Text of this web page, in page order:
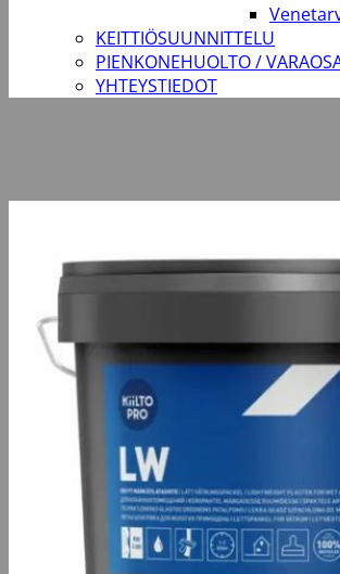
KEITTIÖSUUNNITTELU
PIENKONEHUOLTO /
YHTEYSTIEDOT